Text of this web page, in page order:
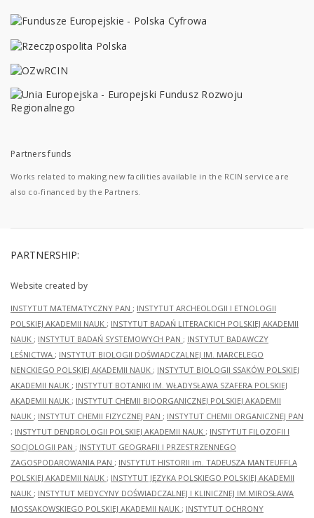
Partners funds
Works related to making new facilities available in the RCIN service are
also co-financed by the Partners.
PARTNERSHIP:
Website created by
INSTYTUT MATEMATYCZNY PAN ; INSTYTUT ARCHEOLOGII I ETNOLOGII
POLSKIEJ AKADEMII NAUK ; INSTYTUT BADAŃ LITERACKICH POLSKIEJ AKADEMII
NAUK ; INSTYTUT BADAŃ SYSTEMOWYCH PAN ; INSTYTUT BADAWCZY
LEŚNICTWA ; INSTYTUT BIOLOGII DOŚWIADCZALNEJ IM. MARCELEGO
NENCKIEGO POLSKIEJ AKADEMII NAUK ; INSTYTUT BIOLOGII SSAKÓW POLSKIEJ
AKADEMII NAUK ; INSTYTUT BOTANIKI IM. WŁADYSŁAWA SZAFERA POLSKIEJ
AKADEMII NAUK ; INSTYTUT CHEMII BIOORGANICZNEJ POLSKIEJ AKADEMII
NAUK ; INSTYTUT CHEMII FIZYCZNEJ PAN ; INSTYTUT CHEMII ORGANICZNEJ PAN
; INSTYTUT DENDROLOGII POLSKIEJ AKADEMII NAUK ; INSTYTUT FILOZOFII I
SOCJOLOGII PAN ; INSTYTUT GEOGRAFII I PRZESTRZENNEGO
ZAGOSPODAROWANIA PAN ; INSTYTUT HISTORII im. TADEUSZA MANTEUFFLA
POLSKIEJ AKADEMII NAUK ; INSTYTUT JĘZYKA POLSKIEGO POLSKIEJ AKADEMII
NAUK ; INSTYTUT MEDYCYNY DOŚWIADCZALNEJ I KLINICZNEJ IM.MIROSŁAWA
MOSSAKOWSKIEGO POLSKIEJ AKADEMII NAUK ; INSTYTUT OCHRONY